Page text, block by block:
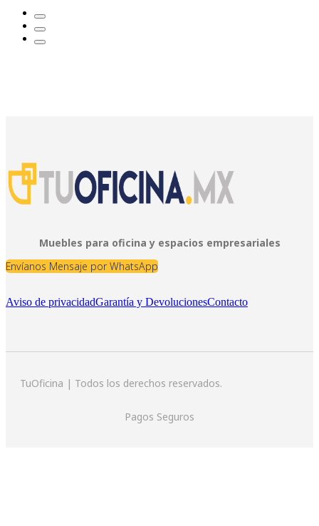
Muebles para oficina y espacios empresariales
Envíanos Mensaje por WhatsApp
Aviso de privacidadGarantía y DevolucionesContacto
TuOficina | Todos los derechos reservados.
Pagos Seguros